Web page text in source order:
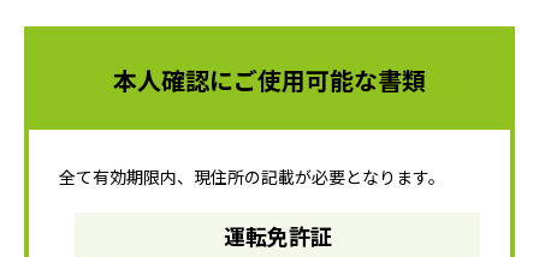
本人確認にご使用可能な書類
全て有効期限内、現住所の記載が必要となります。
運転免許証